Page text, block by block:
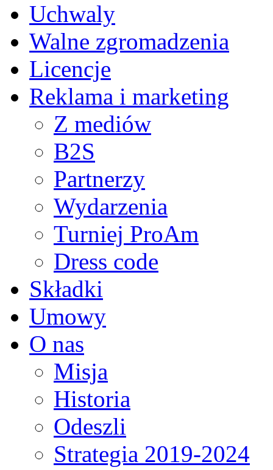
Uchwaly
Walne zgromadzenia
Licencje
Reklama i marketing
Z mediów
B2S
Partnerzy
Wydarzenia
Turniej ProAm
Dress code
Składki
Umowy
O nas
Misja
Historia
Odeszli
Strategia 2019-2024